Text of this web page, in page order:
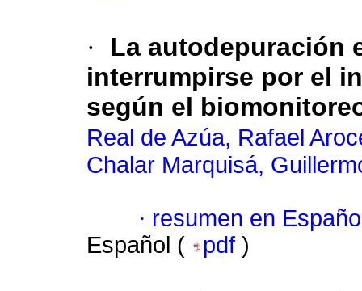
·
La autodepuración
interrumpirse por el
según el
Real de Azúa, Rafael
Chalar Marquisá,
· resumen en
Español (
pdf )